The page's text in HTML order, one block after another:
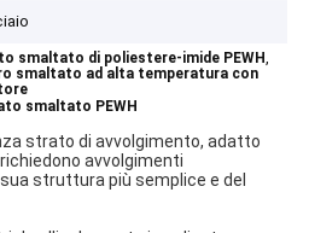
smaltato di poliestere-imide PEWH,
smaltato ad alta temperatura con
smaltato PEWH
strato di avvolgimento, adatto
avvolgimenti
struttura più semplice e del